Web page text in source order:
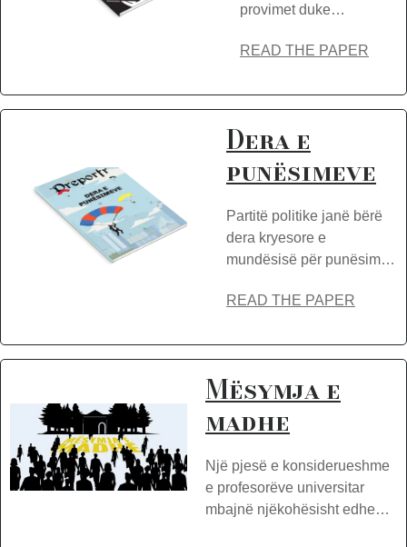
provimet duke…
READ THE PAPER
Dera e
punësimeve
Partitë politike janë bërë
dera kryesore e
mundësisë për punësim…
READ THE PAPER
Mësymja e
madhe
Një pjesë e konsiderueshme
e profesorëve universitar
mbajnë njëkohësisht edhe…